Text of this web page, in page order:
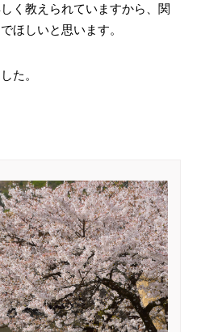
く教えられていますから、関
ほしいと思います。
た。